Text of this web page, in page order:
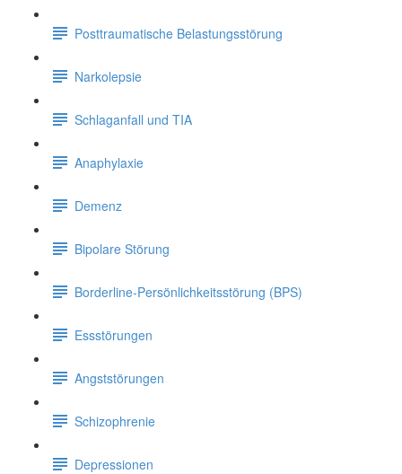
Posttraumatische Belastungsstörung
Narkolepsie
Schlaganfall und TIA
Anaphylaxie
Demenz
Bipolare Störung
Borderline-Persönlichkeitsstörung (BPS)
Essstörungen
Angststörungen
Schizophrenie
Depressionen